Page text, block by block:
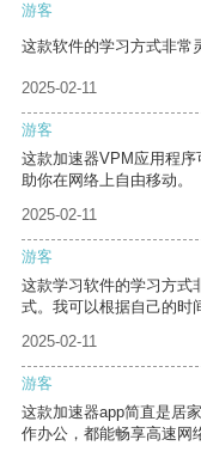
游客
这款软件的学习方式非常
2025-02-11
游客
这款加速器VPM应用程
助你在网络上自由移动。
2025-02-11
游客
这款学习软件的学习方式
式。我可以根据自己的时
2025-02-11
游客
这款加速器app简直是居
作办公，都能畅享高速网